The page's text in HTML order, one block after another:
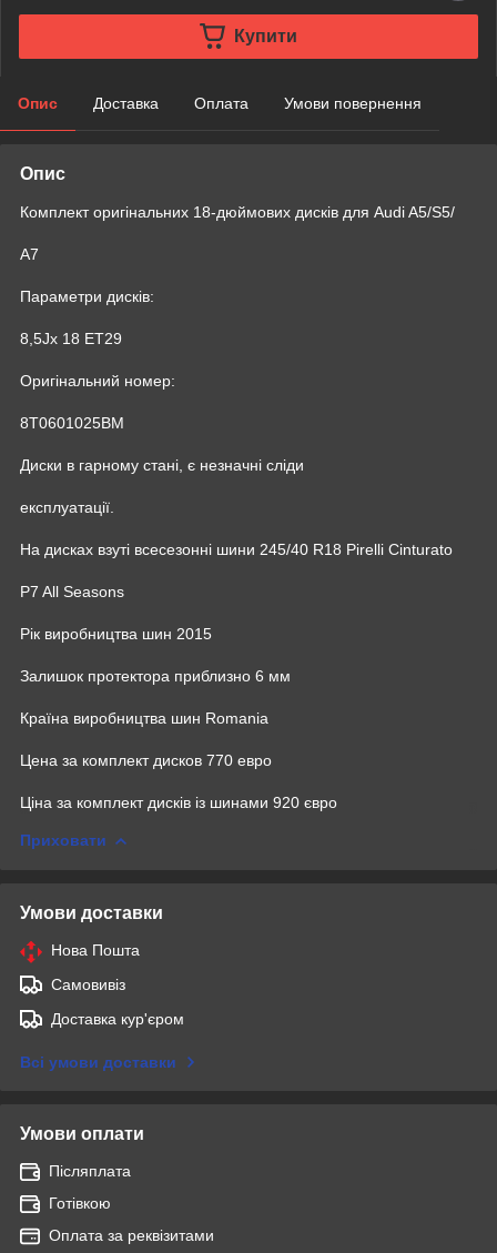
Купити
Опис Доставка Оплата Умови повернення
Опис
Комплект оригінальних 18-дюймових дисків для Audi A5/S5/
A7
Параметри дисків:
8,5Jx 18 ET29
Оригінальний номер:
8T0601025BM
Диски в гарному стані, є незначні сліди
експлуатації.
На дисках взуті всесезонні шини 245/40 R18 Pirelli Cinturato
P7 All Seasons
Рік виробництва шин 2015
Залишок протектора приблизно 6 мм
Країна виробництва шин Romania
Цена за комплект дисков 770 евро
Ціна за комплект дисків із шинами 920 євро
Приховати
Умови доставки
Нова Пошта
Самовивіз
Доставка кур'єром
Всі умови доставки
Умови оплати
Післяплата
Готівкою
Оплата за реквізитами